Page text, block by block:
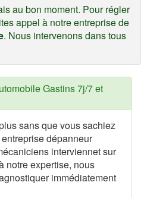
au bon moment. Pour régler
appel à notre entreprise de
. Nous intervenons dans tous
Gastins 7j/7 et
sans que vous sachiez
dépanneur
interviennet sur
notre expertise, nous
immédiatement